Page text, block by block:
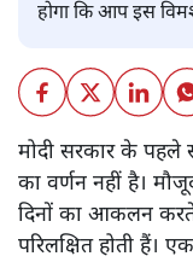
होगा कि आप इस
मोदी सरकार के पहले
का वर्णन नहीं है।
दिनों का आकलन करते
परिलक्षित होती हैं।